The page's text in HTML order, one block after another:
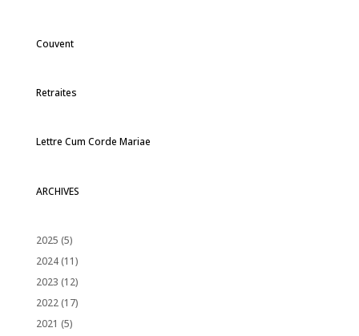
Couvent
Retraites
Lettre Cum Corde Mariae
ARCHIVES
2025 (5)
2024(11)
2023 (12)
2022(17)
2021 (5)